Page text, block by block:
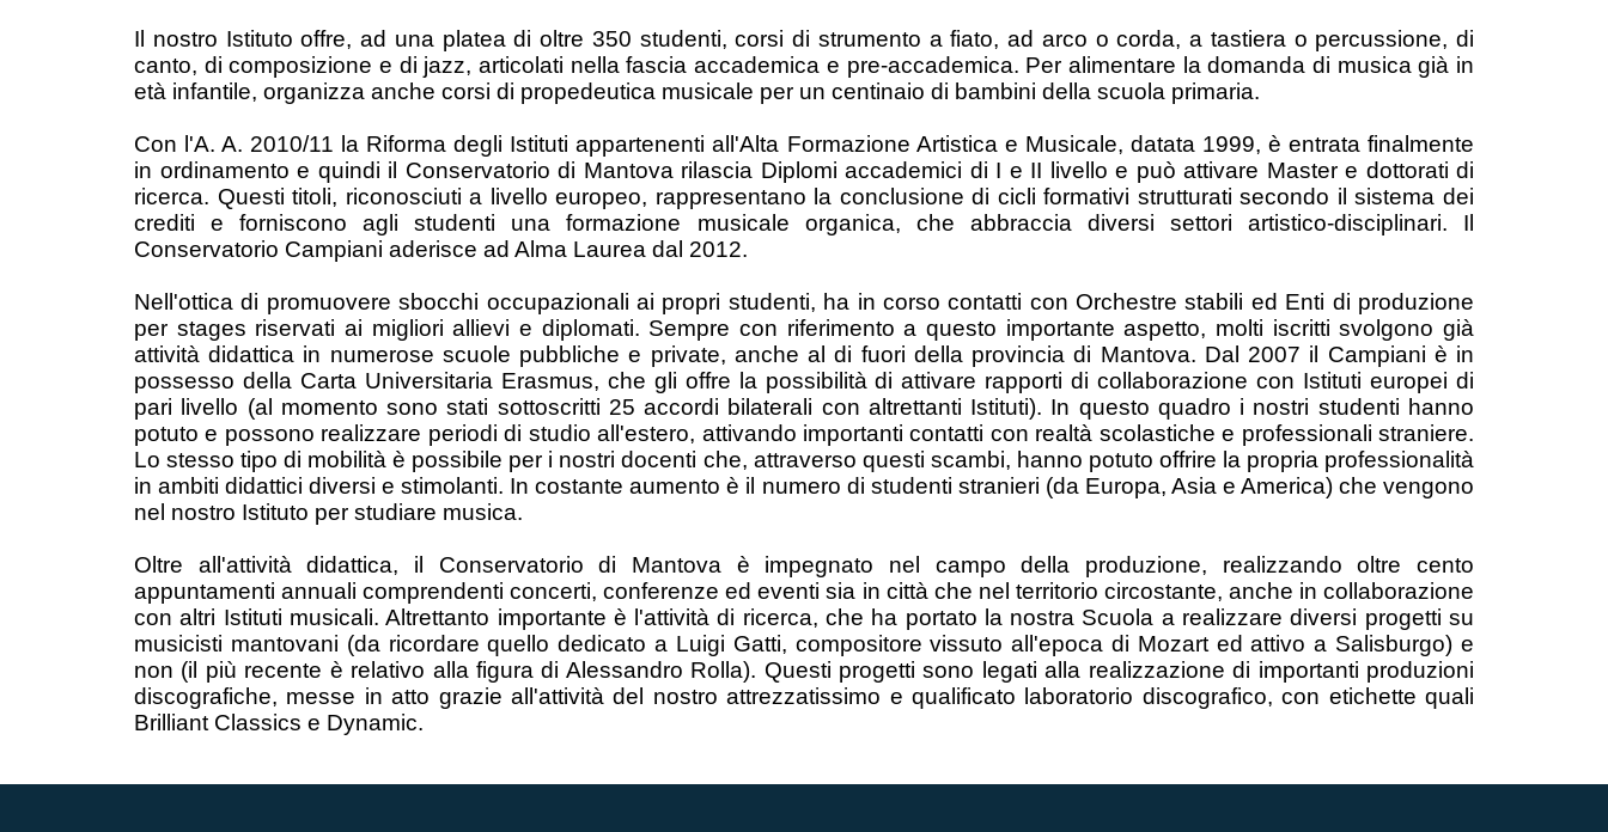
Il nostro Istituto offre, ad una platea di oltre 350 studenti, corsi di strumento a fiato, ad arco o corda, a tastiera o percussione, di
canto, di composizione e di jazz, articolati nella fascia accademica e pre-accademica. Per alimentare la domanda di musica già in
età infantile, organizza anche corsi di propedeutica musicale per un centinaio di bambini della scuola primaria.
Con l'A. A. 2010/11 la Riforma degli Istituti appartenenti all'Alta Formazione Artistica e Musicale, datata 1999, è entrata finalmente
in ordinamento e quindi il Conservatorio di Mantova rilascia Diplomi accademici di I e II livello e può attivare Master e dottorati di
ricerca. Questi titoli, riconosciuti a livello europeo, rappresentano la conclusione di cicli formativi strutturati secondo il sistema dei
crediti e forniscono agli studenti una formazione musicale organica, che abbraccia diversi settori artistico-disciplinari. Il
Conservatorio Campiani aderisce ad Alma Laurea dal 2012.
Nell'ottica di promuovere sbocchi occupazionali ai propri studenti, ha in corso contatti con Orchestre stabili ed Enti di produzione
per stages riservati ai migliori allievi e diplomati. Sempre con riferimento a questo importante aspetto, molti iscritti svolgono già
attività didattica in numerose scuole pubbliche e private, anche al di fuori della provincia di Mantova. Dal 2007 il Campiani è in
possesso della Carta Universitaria Erasmus, che gli offre la possibilità di attivare rapporti di collaborazione con Istituti europei di
pari livello (al momento sono stati sottoscritti 25 accordi bilaterali con altrettanti Istituti). In questo quadro i nostri studenti hanno
potuto e possono realizzare periodi di studio all'estero, attivando importanti contatti con realtà scolastiche e professionali straniere.
Lo stesso tipo di mobilità è possibile per i nostri docenti che, attraverso questi scambi, hanno potuto offrire la propria professionalità
in ambiti didattici diversi e stimolanti. In costante aumento è il numero di studenti stranieri (da Europa, Asia e America) che vengono
nel nostro Istituto per studiare musica.
Oltre all'attività didattica, il Conservatorio di Mantova è impegnato nel campo della produzione, realizzando oltre cento
appuntamenti annuali comprendenti concerti, conferenze ed eventi sia in città che nel territorio circostante, anche in collaborazione
con altri Istituti musicali. Altrettanto importante è l'attività di ricerca, che ha portato la nostra Scuola a realizzare diversi progetti su
musicisti mantovani (da ricordare quello dedicato a Luigi Gatti, compositore vissuto all'epoca di Mozart ed attivo a Salisburgo) e
non (il più recente è relativo alla figura di Alessandro Rolla). Questi progetti sono legati alla realizzazione di importanti produzioni
discografiche, messe in atto grazie all'attività del nostro attrezzatissimo e qualificato laboratorio discografico, con etichette quali
Brilliant Classics e Dynamic.